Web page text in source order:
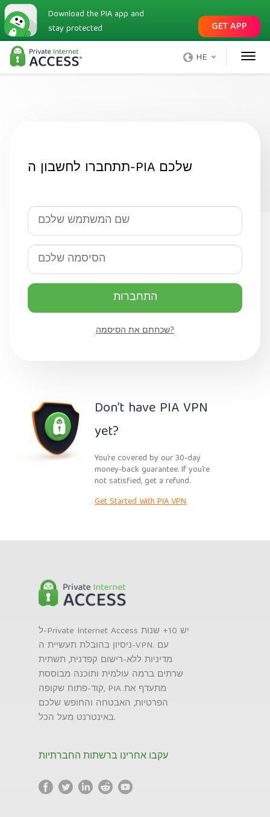
Download the PIA app and
stay protected
GET APP
HE
תתחברו לחשבון ה-PIA שלכם
התחברות
שכחתם את הסיסמה?
Don’t have PIA VPN
yet?
You’re covered by our 30-day
money-back guarantee. If you’re
not satisfied, get a refund.
Get Started With PIA VPN
ל-Private Internet Access יש 10+ שנות
ניסיון בהובלת תעשיית ה-VPN. עם
מדיניות ללא-רישום קפדנית, תשתית
שרתים ברמה עולמית ותוכנה מבוססת
קוד-פתוח שקופה, PIA מתעדף את
הפרטיות, האבטחה והחופש שלכם
באינטרנט מעל הכל.
עקבו אחרינו ברשתות החברתיות